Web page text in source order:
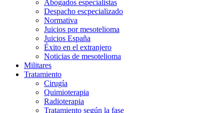
Abogados especialistas
Despacho escpecializado
Normativa
Juicios por mesotelioma
Juicios España
Éxito en el extranjero
Noticias de mesotelioma
Militares
Tratamiento
Cirugía
Quimioterapia
Radioterapia
Tratamiento según la fase